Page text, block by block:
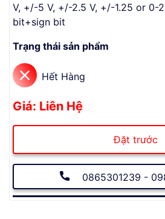
V, +/-5 V, +/-2.5 V, +/-1.25 or 0-
bit+sign bit
Trạng thái sản phẩm
Hết Hàng
Giá: Liên Hệ
Đặt trước
0865301239 -